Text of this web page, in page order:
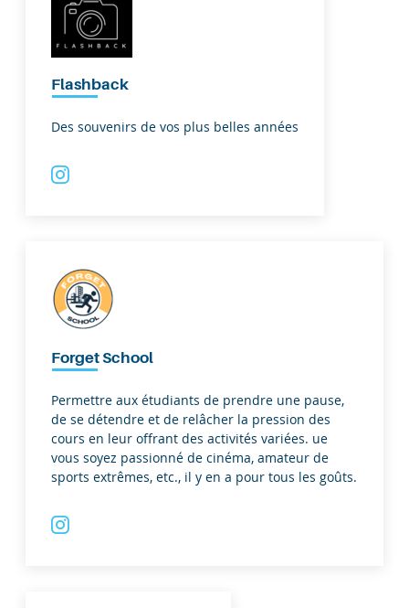
Flashback
Des souvenirs de vos plus belles années
Forget School
Permettre aux étudiants de prendre une pause,
de se détendre et de relâcher la pression des
cours en leur offrant des activités variées. ue
vous soyez passionné de cinéma, amateur de
sports extrêmes, etc., il y en a pour tous les goûts.